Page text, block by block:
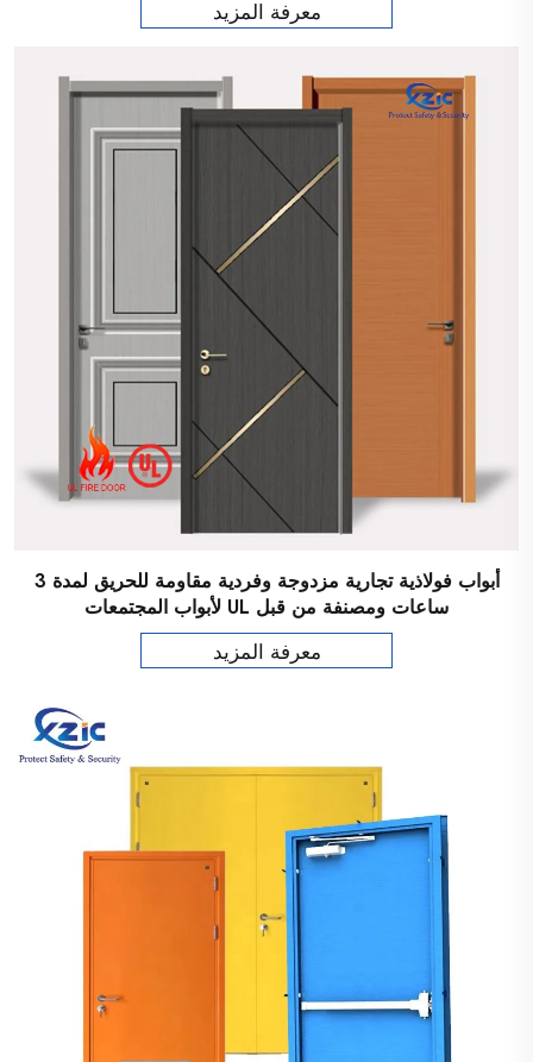
معرفة المزيد
أبواب فولاذية تجارية مزدوجة وفردية مقاومة للحريق لمدة 3
ساعات ومصنفة من قبل UL لأبواب المجتمعات
معرفة المزيد